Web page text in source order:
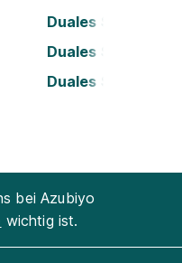
Duales Studium
Duales Studium
Duales Studium
bei Azubiyo
wichtig ist.